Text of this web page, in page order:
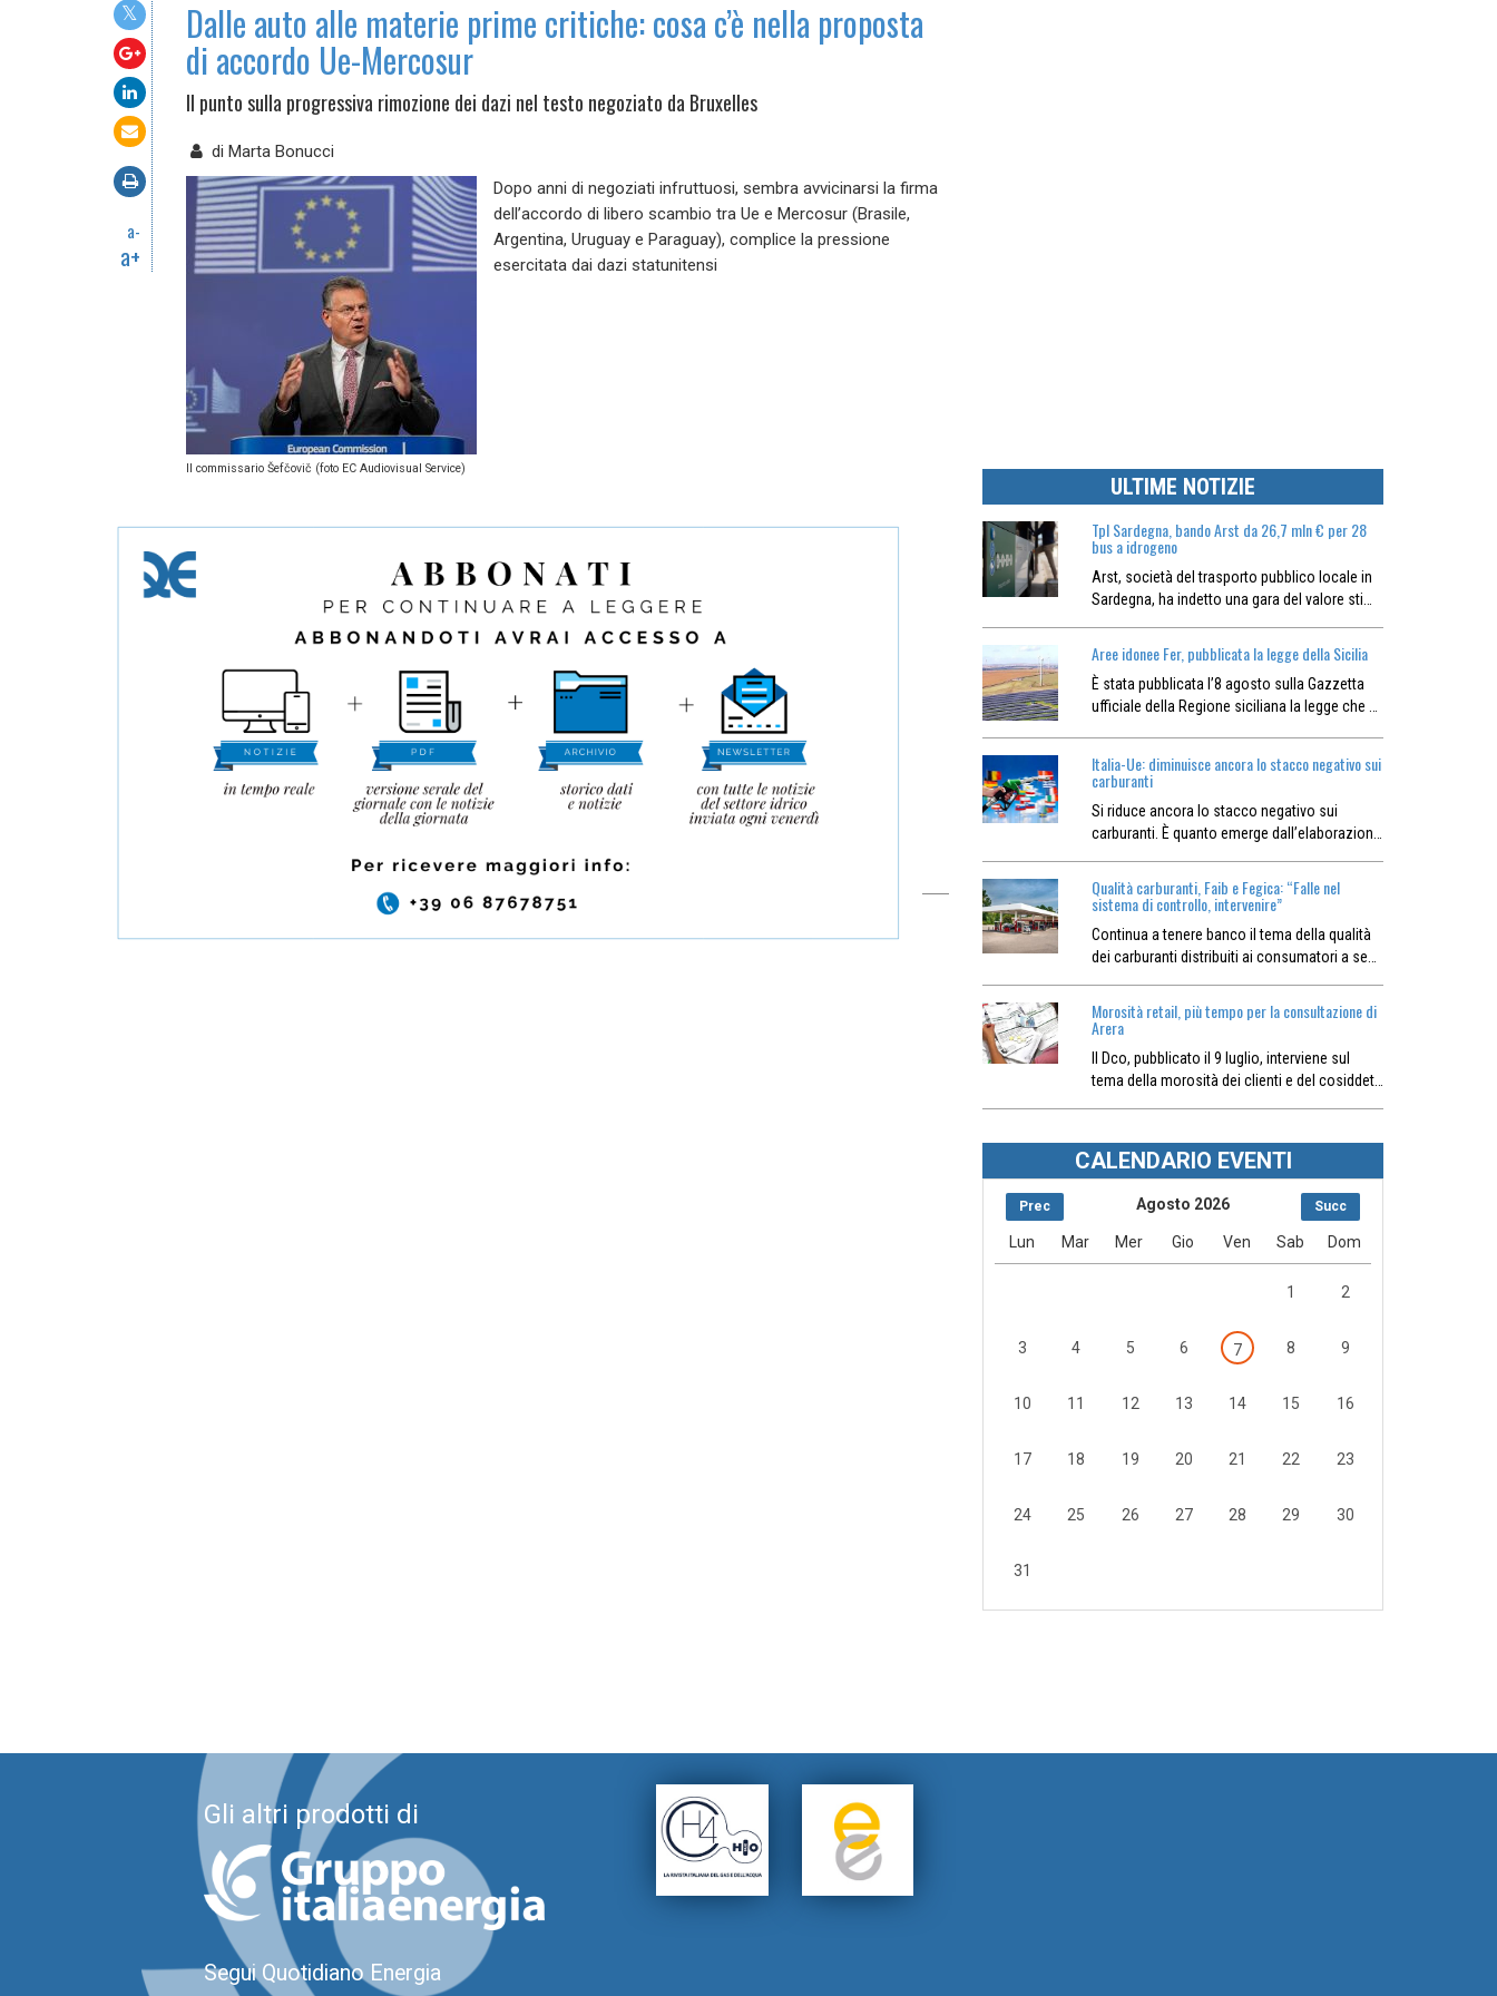
a-
a+
Dalle auto alle materie prime critiche: cosa c’è nella proposta
di accordo Ue-Mercosur
Il punto sulla progressiva rimozione dei dazi nel testo negoziato da Bruxelles
diMarta Bonucci
Il commissario Šefčovič (foto EC Audiovisual Service)
Dopo anni di negoziati infruttuosi, sembra avvicinarsi la firma
dell’accordo di libero scambio tra Ue e Mercosur (Brasile,
Argentina, Uruguay e Paraguay), complice la pressione
esercitata dai dazi statunitensi
ULTIME NOTIZIE
Tpl Sardegna, bando Arst da 26,7 mln € per 28
bus a idrogeno
Arst, società del trasporto pubblico locale in
Sardegna, ha indetto una gara del valore sti…
Aree idonee Fer, pubblicata la legge della Sicilia
È stata pubblicata l’8 agosto sulla Gazzetta
ufficiale della Regione siciliana la legge che …
Italia-Ue: diminuisce ancora lo stacco negativo sui
carburanti
Si riduce ancora lo stacco negativo sui
carburanti. È quanto emerge dall’elaborazion…
Qualità carburanti, Faib e Fegica: “Falle nel
sistema di controllo, intervenire”
Continua a tenere banco il tema della qualità
dei carburanti distribuiti ai consumatori a se…
Morosità retail, più tempo per la consultazione di
Arera
Il Dco, pubblicato il 9 luglio, interviene sul
tema della morosità dei clienti e del cosiddet…
CALENDARIO EVENTI
Prec Succ
Agosto 2026
Lun Mar Mer Gio Ven Sab Dom
1 2
3 4 5 6 7 8 9
10 11 12 13 14 15 16
17 18 19 20 21 22 23
24 25 26 27 28 29 30
31
Gli altri prodotti di
Segui Quotidiano Energia